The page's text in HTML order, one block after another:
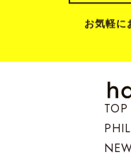
お気軽に
TOP